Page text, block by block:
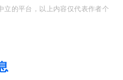
立的平台，以上内容仅代表作者个